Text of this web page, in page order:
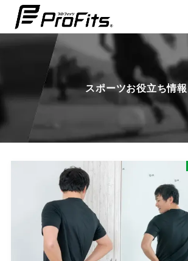
NEWS一覧
プロ･フィッツ®とは
製品ラインナップ
テーピング貼り方動画
賢くスポーツを楽しむ
アスリート
スポーツお役立ち情報